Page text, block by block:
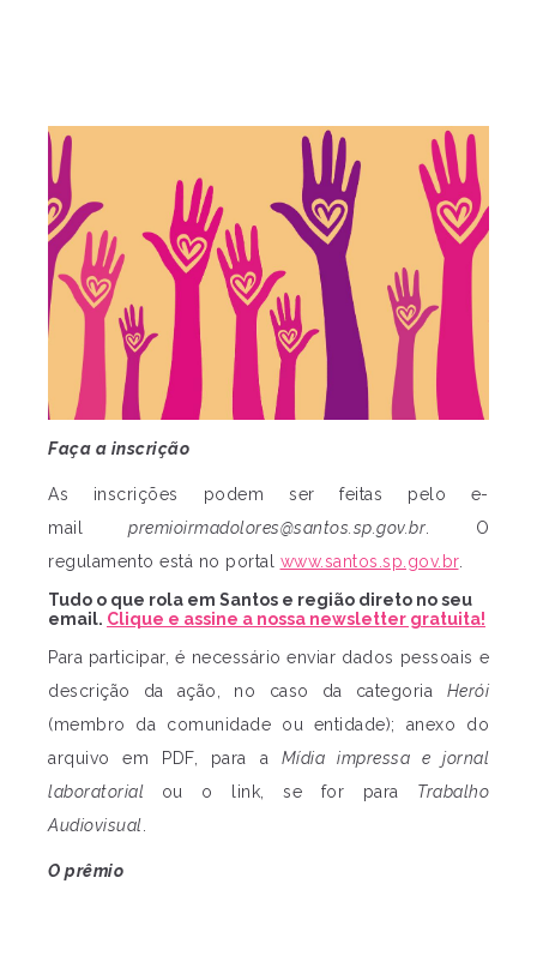
Faça a inscrição
As inscrições podem ser feitas pelo e-
mail premioirmadolores@santos.sp.gov.br. O
regulamento está no portal www.santos.sp.gov.br.
Tudo o que rola em Santos e região direto no seu
email. Clique e assine a nossa newsletter gratuita!
Para participar, é necessário enviar dados pessoais e
descrição da ação, no caso da categoria Herói
(membro da comunidade ou entidade); anexo do
arquivo em PDF, para a Mídia impressa e jornal
laboratorial ou o link, se for para Trabalho
Audiovisual.
O prêmio